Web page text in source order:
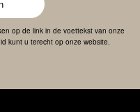
op de link in de voettekst van onze
kunt u terecht op onze website.